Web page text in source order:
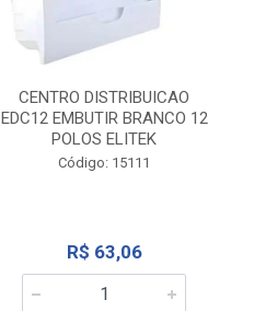
CENTRO DISTRIBUICAO
EDC12 EMBUTIR BRANCO 12
POLOS ELITEK
Código: 15111
R$ 63,06